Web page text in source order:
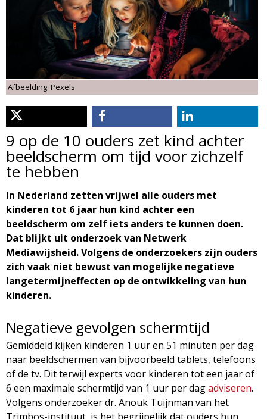
l
o
g
i
e
M
a
g
a
z
i
n
n
u
Afbeelding: Pexels
9 op de 10 ouders zet kind achter
beeldscherm om tijd voor zichzelf
te hebben
In Nederland zetten vrijwel alle ouders met
kinderen tot 6 jaar hun kind achter een
beeldscherm om zelf iets anders te kunnen doen.
Dat blijkt uit onderzoek van Netwerk
Mediawijsheid. Volgens de onderzoekers zijn ouders
zich vaak niet bewust van mogelijke negatieve
langetermijneffecten op de ontwikkeling van hun
kinderen.
Negatieve gevolgen schermtijd
Gemiddeld kijken kinderen 1 uur en 51 minuten per dag
naar beeldschermen van bijvoorbeeld tablets, telefoons
of de tv. Dit terwijl experts voor kinderen tot een jaar of
6 een maximale schermtijd van 1 uur per dagadviseren.
Volgens onderzoeker dr. Anouk Tuijnman van het